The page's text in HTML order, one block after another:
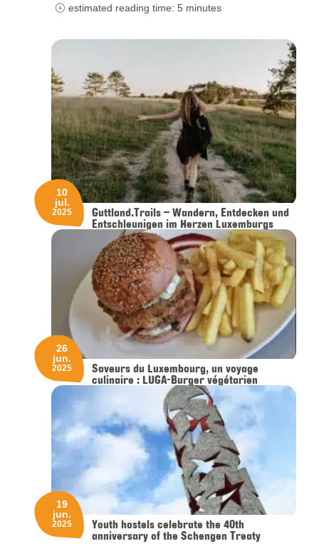
estimated reading time: 5 minutes
Guttland.Trails – Wandern, Entdecken und
Entschleunigen im Herzen Luxemburgs
10
jul.
2025
Saveurs du Luxembourg, un voyage
culinaire : LUGA-Burger végétarien
26
jun.
2025
Youth hostels celebrate the 40th
anniversary of the Schengen Treaty
19
jun.
2025